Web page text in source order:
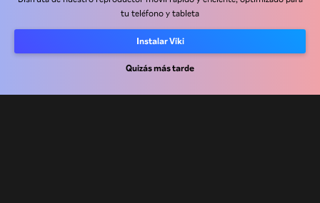
tu teléfono y tableta
Instalar Viki
Quizás más tarde